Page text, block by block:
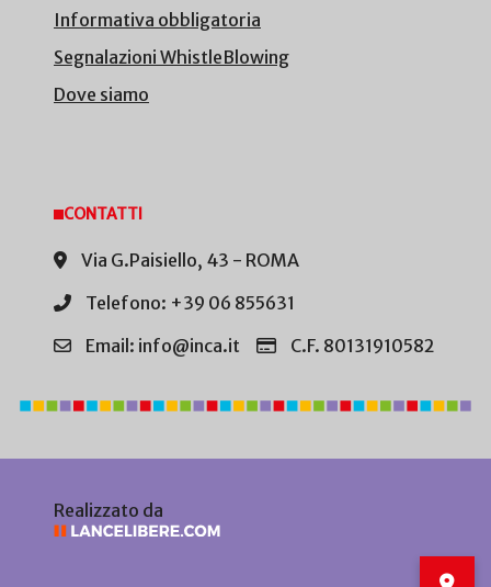
Informativa obbligatoria
Segnalazioni WhistleBlowing
Dove siamo
CONTATTI
Via G.Paisiello, 43 - ROMA
Telefono: +39 06 855631
Email: info@inca.it
C.F. 80131910582
Realizzato da